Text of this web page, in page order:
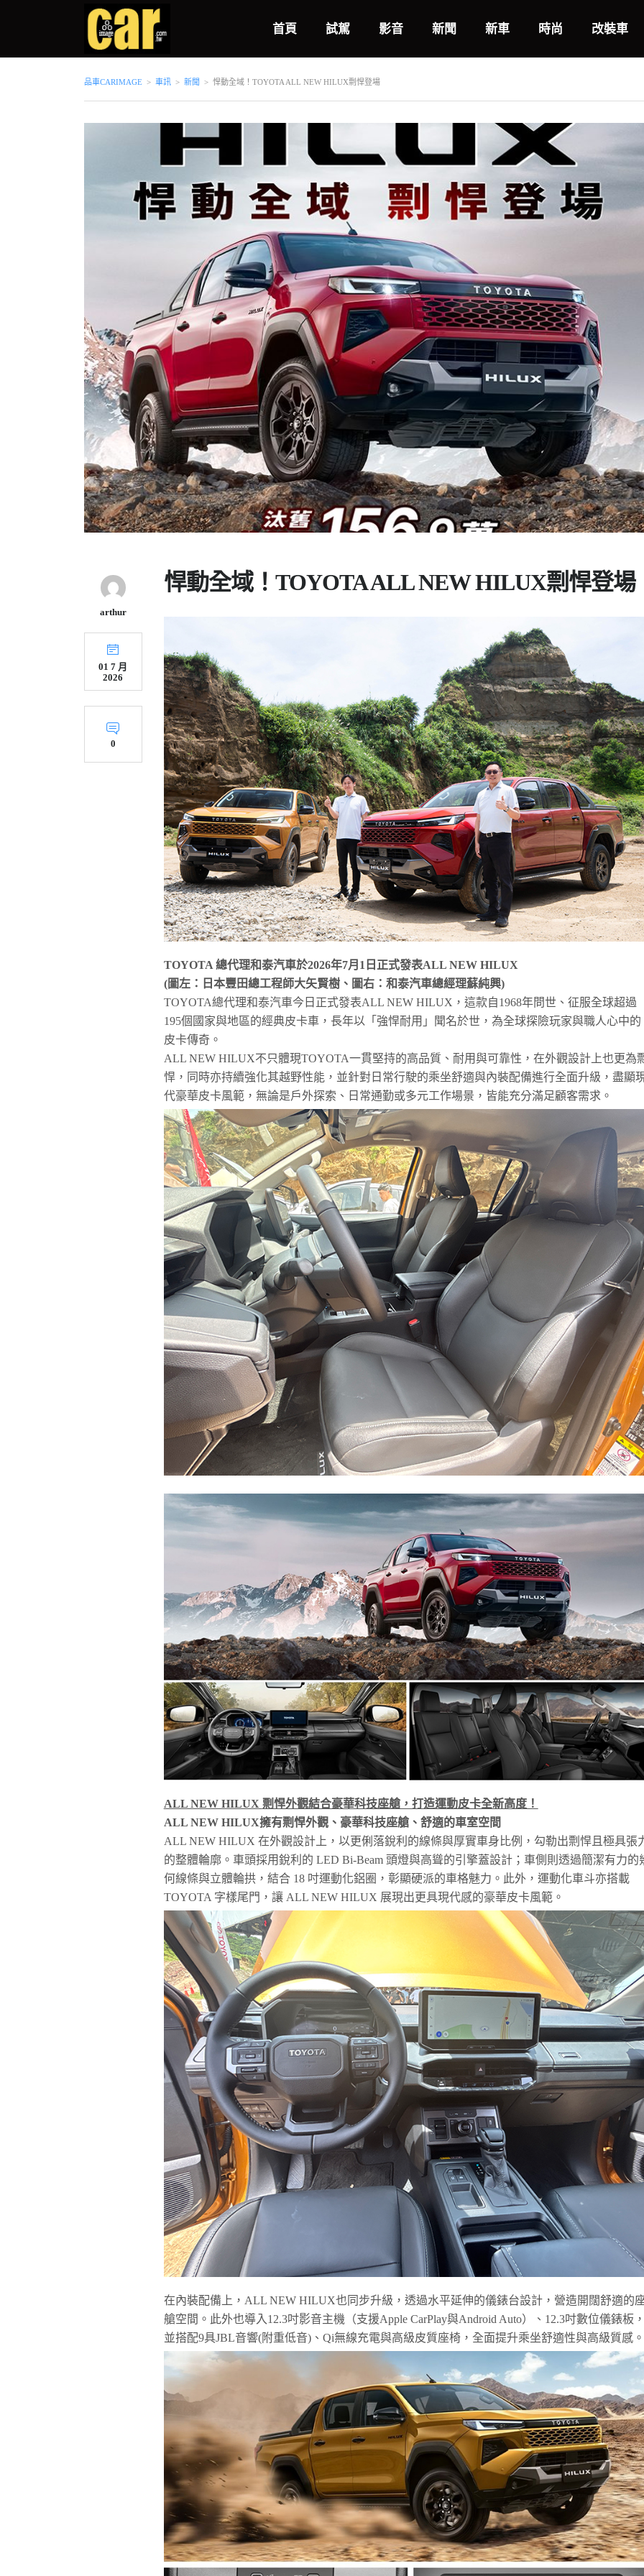
首頁 試駕 影音 新聞 新車 時尚 改裝車
品車CARIMAGE > 車訊 > 新聞 > 悍動全域！TOYOTA ALL NEW HILUX剽悍登場
arthur
01 7 月
2026
0
悍動全域！TOYOTA ALL NEW HILUX剽悍登場
TOYOTA 總代理和泰汽車於2026年7月1日正式發表ALL NEW HILUX
(圖左：日本豐田總工程師大矢賢樹、圖右：和泰汽車總經理蘇純興)
TOYOTA總代理和泰汽車今日正式發表ALL NEW HILUX，這款自1968年問世、征服全球超過
195個國家與地區的經典皮卡車，長年以「強悍耐用」聞名於世，為全球探險玩家與職人心中的
皮卡傳奇。
ALL NEW HILUX不只體現TOYOTA一貫堅持的高品質、耐用與可靠性，在外觀設計上也更為
悍，同時亦持續強化其越野性能，並針對日常行駛的乘坐舒適與內裝配備進行全面升級，盡顯
代豪華皮卡風範，無論是戶外探索、日常通勤或多元工作場景，皆能充分滿足顧客需求。
ALL NEW HILUX 剽悍外觀結合豪華科技座艙，打造運動皮卡全新高度！
ALL NEW HILUX擁有剽悍外觀、豪華科技座艙、舒適的車室空間
ALL NEW HILUX 在外觀設計上，以更俐落銳利的線條與厚實車身比例，勾勒出剽悍且極具張
的整體輪廓。車頭採用銳利的 LED Bi‑Beam 頭燈與高聳的引擎蓋設計；車側則透過簡潔有力的
何線條與立體輪拱，結合 18 吋運動化鋁圈，彰顯硬派的車格魅力。此外，運動化車斗亦搭載
TOYOTA 字樣尾門，讓 ALL NEW HILUX 展現出更具現代感的豪華皮卡風範。
在內裝配備上，ALL NEW HILUX也同步升級，透過水平延伸的儀錶台設計，營造開闊舒適的
艙空間。此外也導入12.3吋影音主機（支援Apple CarPlay與Android Auto）、12.3吋數位儀錶板
並搭配9具JBL音響(附重低音)、Qi無線充電與高級皮質座椅，全面提升乘坐舒適性與高級質感。